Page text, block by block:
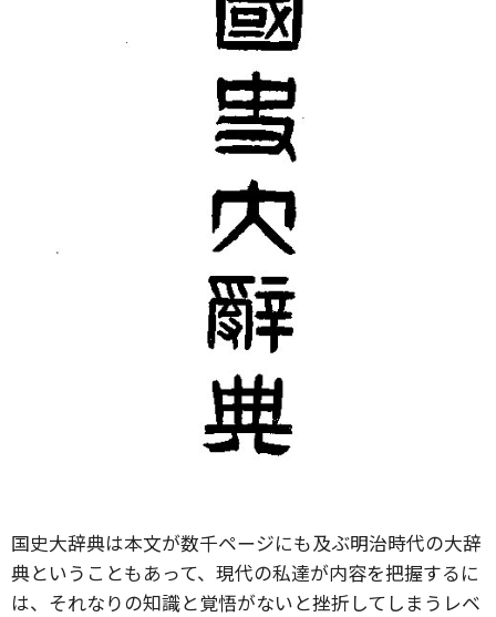
国史大辞典は本文が数千ページにも及ぶ明治時代の大辞
典ということもあって、現代の私達が内容を把握するに
は、それなりの知識と覚悟がないと挫折してしまうレベ